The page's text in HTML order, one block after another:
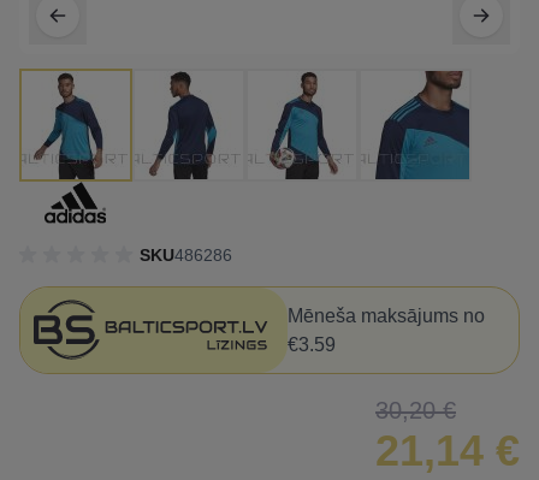
SKU486286
Mēneša maksājums no
€3.59
30,20 €
21,14 €